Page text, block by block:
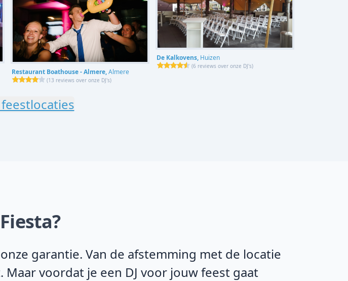
Restaurant Boathouse - Almere,Almere
(13 reviews over onze DJ's)
De Kalkovens, Huizen
(6 reviews over onze DJ's)
garantie. Van de afstemming met de locatie
voordat je een DJ voor jouw feest gaat